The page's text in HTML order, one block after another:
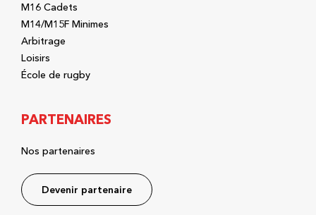
M16 Cadets
M14/M15F Minimes
Arbitrage
Loisirs
École de rugby
PARTENAIRES
Nos partenaires
Devenir partenaire